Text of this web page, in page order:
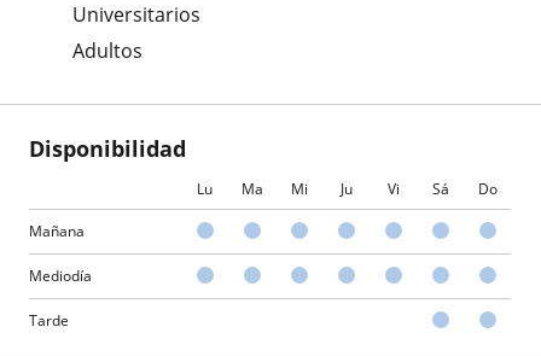
Universitarios
Adultos
Disponibilidad
Lu Ma Mi Ju Vi Sá Do
Mañana
Mediodía
Tarde